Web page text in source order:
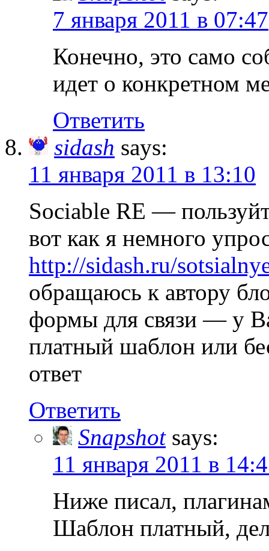
7 января 2011 в 07:47
Конечно, это само
идет о конкретном
Ответить
sidash says:
11 января 2011 в 13:10
Sociable RE —
вот как я немного
http://sidash.ru/
обращаюсь к автору
формы для связи — у
платный шаблон или
ответ
Ответить
Snapshot says:
11 января 2011 в
Ниже писал,
Шаблон платный,